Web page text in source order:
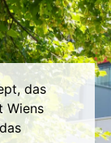
das
Wiens